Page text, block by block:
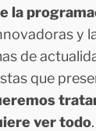
la
y
de
que
ver todo